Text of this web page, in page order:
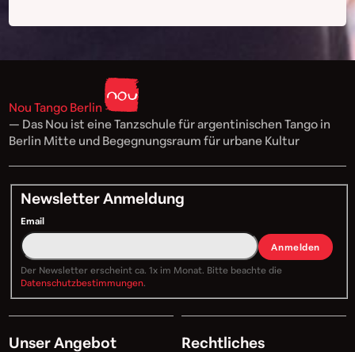
Nou Tango Berlin
— Das Nou ist eine Tanzschule für argentinischen Tango in
Berlin Mitte und Begegnungsraum für urbane Kultur
Newsletter Anmeldung
Email
Anmelden
Der Newsletter erscheint ca. 1x im Monat. Bitte beachte die
Datenschutzbestimmungen.
Unser Angebot Rechtliches